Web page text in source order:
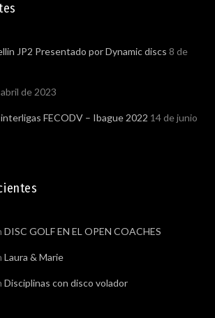
JP2 Presentado por Dynamic discs 8 de
de 2023
FECODV – Ibague 2022 14 de junio
DISC GOLF EN EL OPEN COACHES
Laura & Marie
Disciplinas con disco volador